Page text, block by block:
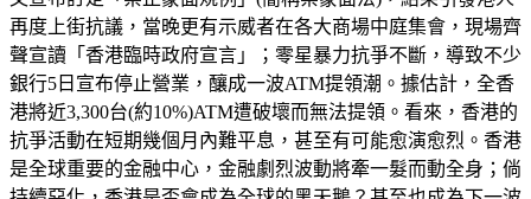
再度上街抗議，當晚更有示威者在各大商場中庭集會，現場齊
聲宣讀「香港臨時政府宣言」；零星暴力抗爭不斷，導致不少
銀行5日宣布停止營業，釀成一波ATM提領潮。據估計，全香
港將近3,300台(約10%)ATM遭破壞而無法提領。看來，香港的
抗爭活動在短期幾個月內難平息，甚至有可能愈演愈烈。香港
是全球重要的金融中心，金融劇烈波動將牽一髮而動全身；倘